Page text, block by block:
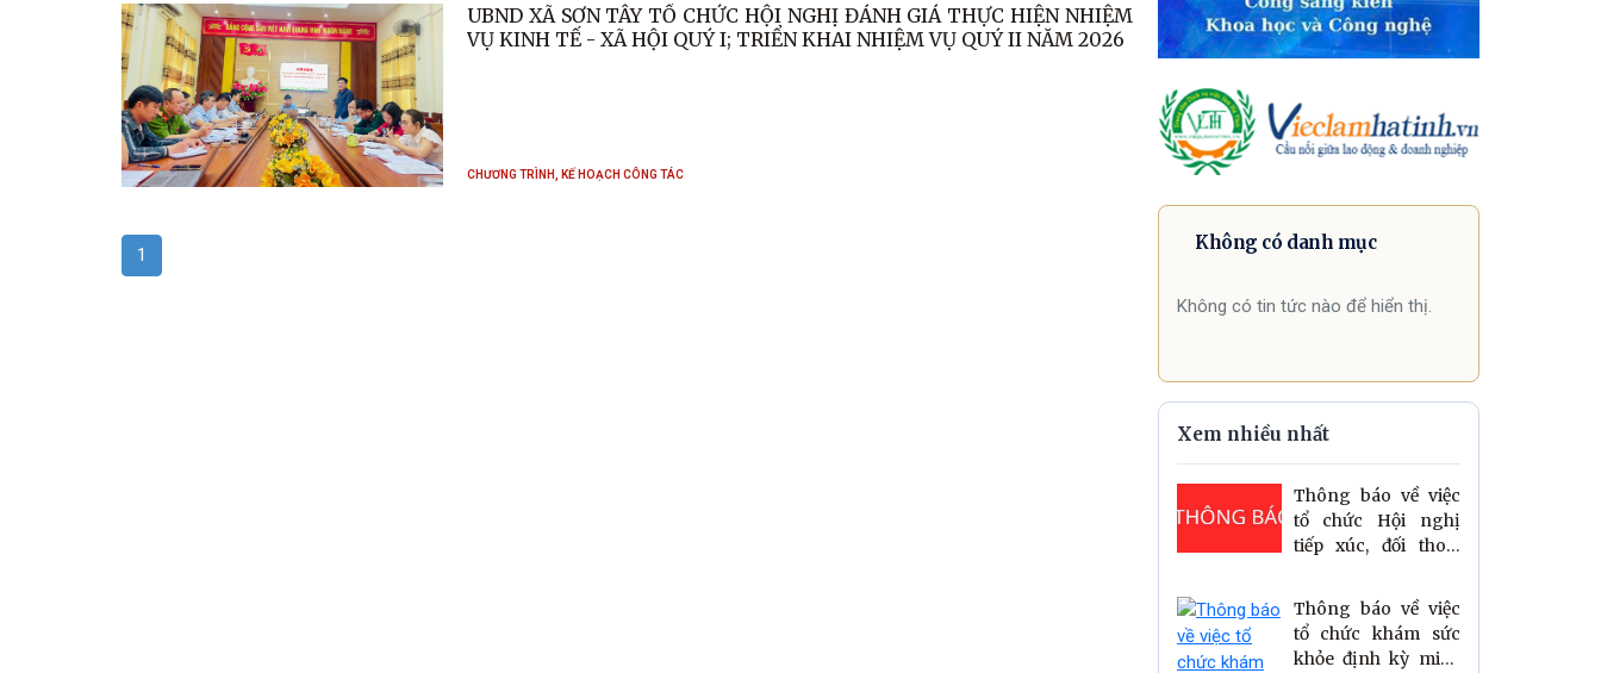
UBND XÃ SƠN TÂY TỔ CHỨC HỘI NGHỊ ĐÁNH GIÁ THỰC HIỆN NHIỆM
VỤ KINH TẾ - XÃ HỘI QUÝ I; TRIỂN KHAI NHIỆM VỤ QUÝ II NĂM 2026
CHƯƠNG TRÌNH, KẾ HOẠCH CÔNG TÁC
1
Không có danh mục
Không có tin tức nào để hiển thị.
Xem nhiều nhất
Thông báo về việc
tổ chức Hội nghị
tiếp xúc, đối thoại
chí Bí thư Đảng ủy,
Chủ tịch HĐND xã
và đồng chí Chủ
Thông báo về việc
tổ chức khám sức
khỏe định kỳ miễn